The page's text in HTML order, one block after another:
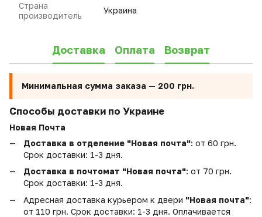
Страна
производитель
Украина
Доставка Оплата Возврат
Минимальная сумма заказа — 200 грн.
Способы доставки по Украине
Новая Почта
Доставка в отделение "Новая почта": от 60 грн.
Срок доставки: 1-3 дня.
Доставка в почтомат "Новая почта": от 70 грн.
Срок доставки: 1-3 дня.
Адресная доставка курьером к двери "Новая почта":
от 110 грн. Срок доставки: 1-3 дня. Оплачивается